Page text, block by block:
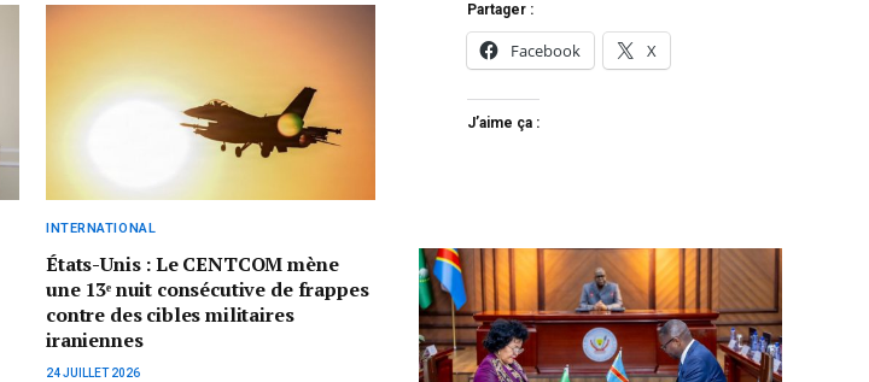
INTERNATIONAL
États-Unis : Le CENTCOM mène
une 13ᵉ nuit consécutive de frappes
contre des cibles militaires
iraniennes
24 JUILLET 2026
Partager :
Facebook X
J’aime ça :